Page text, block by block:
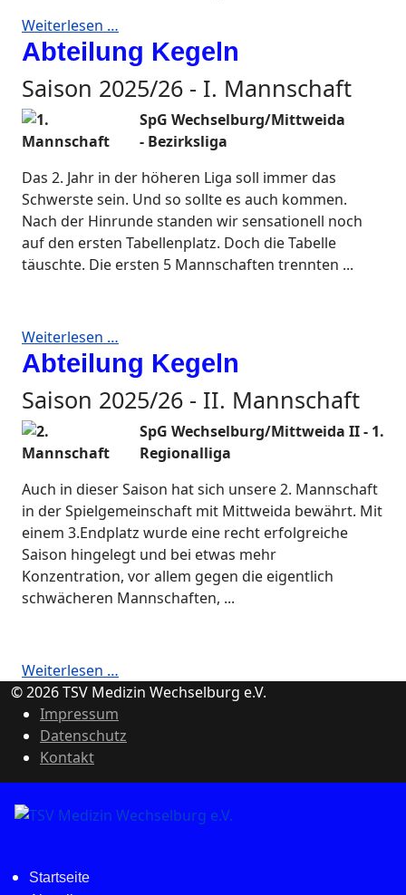
Weiterlesen …
Abteilung Kegeln
Saison 2025/26 - I. Mannschaft
SpG Wechselburg/Mittweida
- Bezirksliga
Das 2. Jahr in der höheren Liga soll immer das
Schwerste sein. Und so sollte es auch kommen.
Nach der Hinrunde standen wir sensationell noch
auf den ersten Tabellenplatz. Doch die Tabelle
täuschte. Die ersten 5 Mannschaften trennten ...
Weiterlesen …
Abteilung Kegeln
Saison 2025/26 - II. Mannschaft
SpG Wechselburg/Mittweida II- 1.
Regionalliga
Auch in dieser Saison hat sich unsere 2. Mannschaft
in der Spielgemeinschaft mit Mittweida bewährt. Mit
einem 3.Endplatz wurde eine recht erfolgreiche
Saison hingelegt und bei etwas mehr
Konzentration, vor allem gegen die eigentlich
schwächeren Mannschaften, ...
Weiterlesen …
© 2026 TSV Medizin Wechselburg e.V.
Impressum
Datenschutz
Kontakt
Startseite